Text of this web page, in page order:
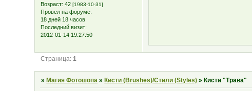
Возраст: 42[1983-10-31]
Провел на форуме:
18 дней 18 часов
Последний визит:
2012-01-14 19:27:50
Страница:1
»Магия Фотошопа »Кисти (Brushes)/Стили (Styles) »Кисти "Трава"